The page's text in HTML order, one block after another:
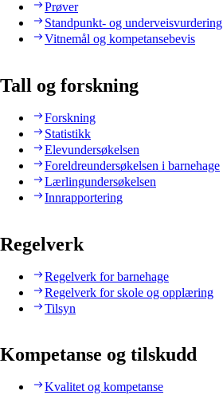
Prøver
Standpunkt- og underveisvurdering
Vitnemål og kompetansebevis
Tall og forskning
Forskning
Statistikk
Elevundersøkelsen
Foreldreundersøkelsen i barnehage
Lærlingundersøkelsen
Innrapportering
Regelverk
Regelverk for barnehage
Regelverk for skole og opplæring
Tilsyn
Kompetanse og tilskudd
Kvalitet og kompetanse